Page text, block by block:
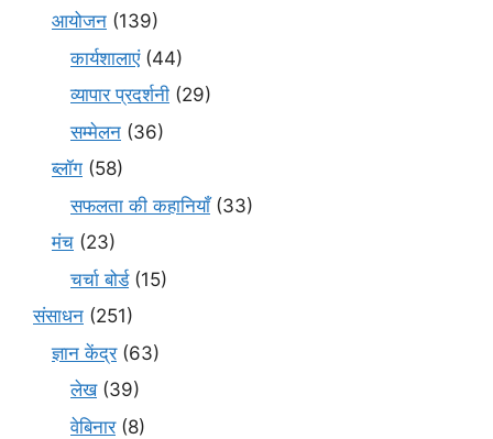
आयोजन (139)
कार्यशालाएं(44)
व्यापार प्रदर्शनी (29)
सम्मेलन (36)
ब्लॉग (58)
सफलता की कहानियाँ(33)
मंच (23)
चर्चा बोर्ड(15)
संसाधन (251)
ज्ञान केंद्र(63)
लेख(39)
वेबिनार(8)